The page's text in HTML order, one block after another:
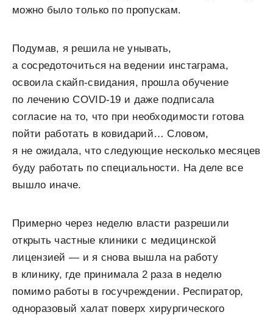
можно было только по пропускам.
Подумав, я решила не унывать,
а сосредоточиться на ведении инстаграма,
освоила скайп-свидания, прошла обучение
по лечению COVID-19 и даже подписала
согласие на то, что при необходимости готова
пойти работать в ковидарий… Словом,
я не ожидала, что следующие несколько месяцев
буду работать по специальности. На деле все
вышло иначе.
Примерно через неделю власти разрешили
открыть частные клиники с медицинской
лицензией — и я снова вышла на работу
в клинику, где принимала 2 раза в неделю
помимо работы в госучреждении. Респиратор,
одноразовый халат поверх хирургического